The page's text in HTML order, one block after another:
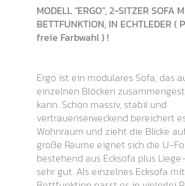
MODELL "ERGO", 2-SITZER SOFA
BETTFUNKTION, IN ECHTLEDER (
freie Farbwahl ) !
Ergo ist ein modulares Sofa, das
einzelnen Blöcken
kann. Schön massiv, stabil und
vertrauenserweckend bereichert
Wohnraum und zieht die Blicke
große Räume eignet sich die U-
bestehend aus Ecksofa plus
sehr gut. Als einzelnes Ecksofa mit